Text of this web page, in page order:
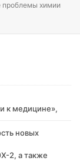
проблемы химии
к медицине»,
новых
2, а также